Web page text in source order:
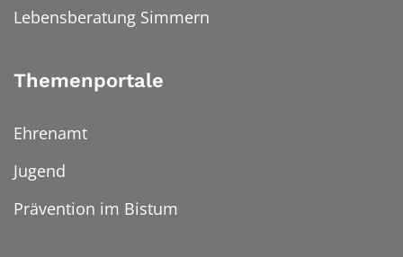
Lebensberatung Simmern
Themenportale
Ehrenamt
Jugend
Prävention im Bistum